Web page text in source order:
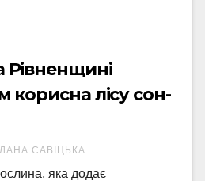
Рівненщині
корисна лісу сон-
САВІЦЬКА
яка додає